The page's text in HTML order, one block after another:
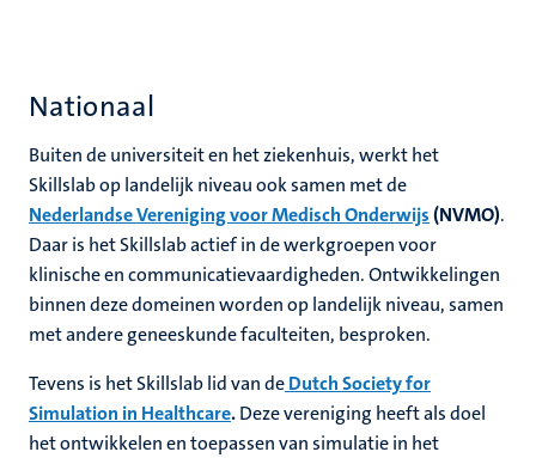
Nationaal
Buiten de universiteit en het ziekenhuis, werkt het
Skillslab op landelijk niveau ook samen met de
Nederlandse Vereniging voor Medisch Onderwijs(NVMO).
Daar is het Skillslab actief in de werkgroepen voor
klinische en communicatievaardigheden. Ontwikkelingen
binnen deze domeinen worden op landelijk niveau, samen
met andere geneeskunde faculteiten, besproken.
Tevens is het Skillslab lid van deDutch Society for
Simulation in Healthcare.Deze vereniging heeft als doel
het ontwikkelen en toepassen van simulatie in het